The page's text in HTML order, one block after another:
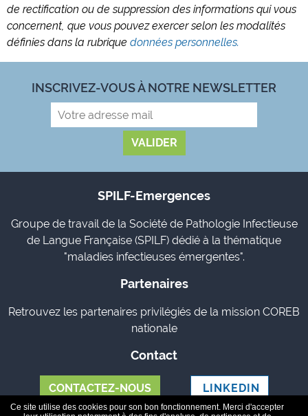
de rectification ou de suppression des informations qui vous
concernent, que vous pouvez exercer selon les modalités
définies dans la rubrique données personnelles.
INSCRIVEZ-VOUS À NOTRE NEWSLETTER
SPILF-Emergences
Groupe de travail de la Société de Pathologie Infectieuse
de Langue Française (SPILF) dédié à la thématique
"maladies infectieuses émergentes".
Partenaires
Retrouvez les partenaires privilégiés de la mission COREB
nationale
Contact
CONTACTEZ-NOUS LINKEDIN
Ce site utilise des cookies pour son bon fonctionnement. Merci d'accepter